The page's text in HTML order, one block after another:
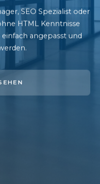
SEO Spezialist oder
HTML Kenntnisse
angepasst und